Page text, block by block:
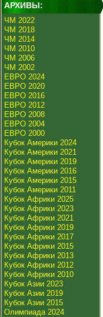
АРХИВЫ:
ЧМ 2022
ЧМ 2018
ЧМ 2014
ЧМ 2010
ЧМ 2006
ЧМ 2002
ЕВРО 2024
ЕВРО 2020
ЕВРО 2016
ЕВРО 2012
ЕВРО 2008
ЕВРО 2004
ЕВРО 2000
Кубок Америки 2024
Кубок Америки 2021
Кубок Америки 2019
Кубок Америки 2016
Кубок Америки 2015
Кубок Америки 2011
Кубок Африки 2025
Кубок Африки 2023
Кубок Африки 2021
Кубок Африки 2019
Кубок Африки 2017
Кубок Африки 2015
Кубок Африки 2013
Кубок Африки 2012
Кубок Африки 2010
Кубок Азии 2023
Кубок Азии 2019
Кубок Азии 2015
Олимпиада 2024